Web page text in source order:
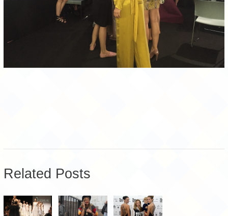
Related Posts